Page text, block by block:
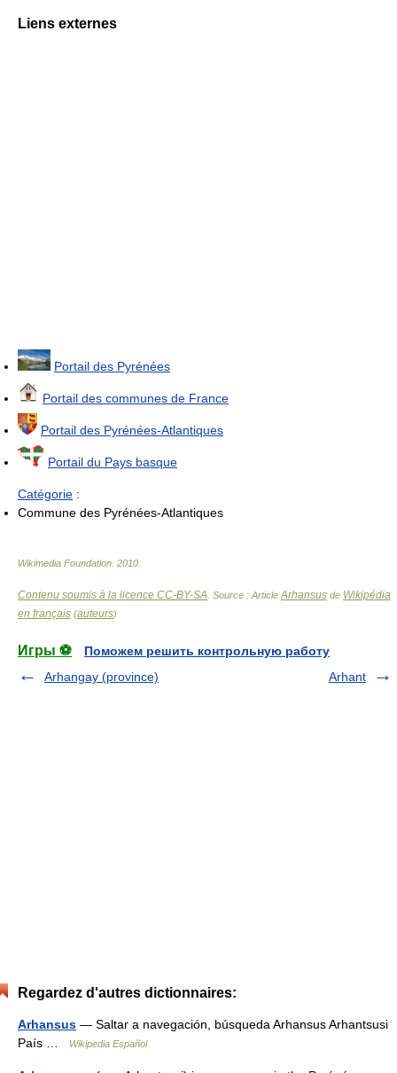
Liens externes
Portail des Pyrénées
Portail des communes de France
Portail des Pyrénées-Atlantiques
Portail du Pays basque
Catégorie :
Commune des Pyrénées-Atlantiques
Wikimedia Foundation 2010
Contenu soumis à la licence CC-BY-SA . Source : Article Arhansus de Wikipédia
en français (auteurs)
Игры ⚽
Поможем решить контрольную работу
Arhangay (province)
Arhant
Regardez d'autres dictionnaires:
Arhansus — Saltar a navegación, búsqueda Arhansus Arhantsusi
País …
Wikipedia Español